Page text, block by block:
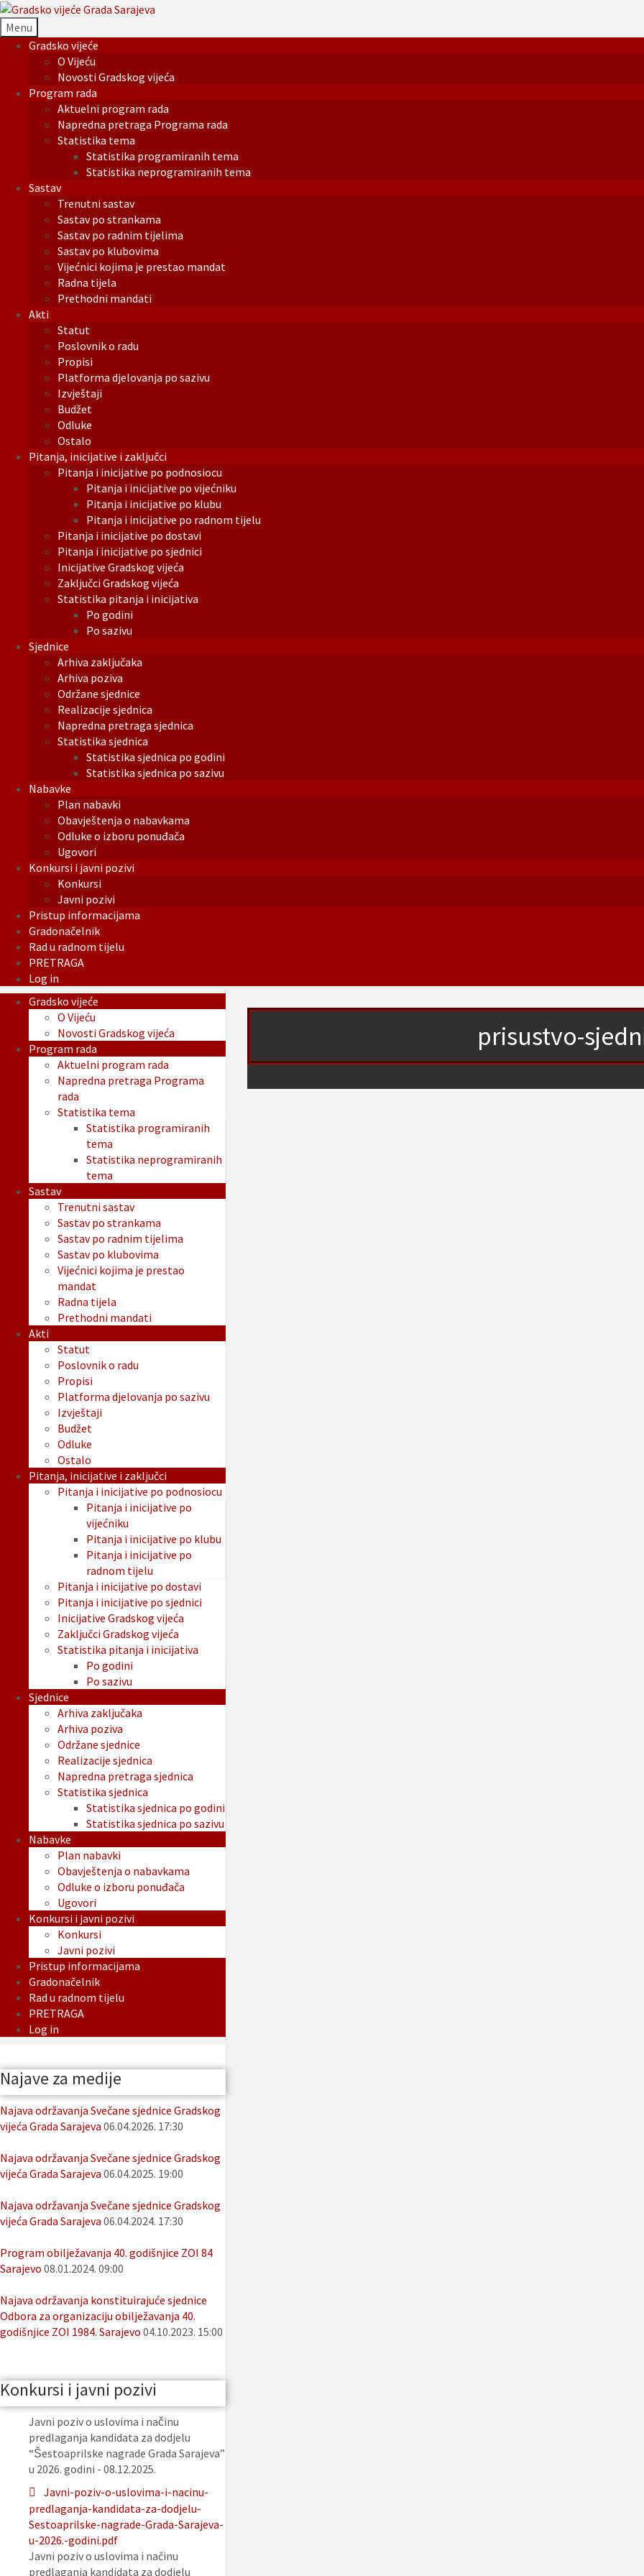
Menu
Gradsko vijeće
O Vijeću
Novosti Gradskog vijeća
Program rada
Aktuelni program rada
Napredna pretraga Programa rada
Statistika tema
Statistika programiranih tema
Statistika neprogramiranih tema
Sastav
Trenutni sastav
Sastav po strankama
Sastav po radnim tijelima
Sastav po klubovima
Vijećnici kojima je prestao mandat
Radna tijela
Prethodni mandati
Akti
Statut
Poslovnik o radu
Propisi
Platforma djelovanja po sazivu
Izvještaji
Budžet
Odluke
Ostalo
Pitanja, inicijative i zaključci
Pitanja i inicijative po podnosiocu
Pitanja i inicijative po vijećniku
Pitanja i inicijative po klubu
Pitanja i inicijative po radnom tijelu
Pitanja i inicijative po dostavi
Pitanja i inicijative po sjednici
Inicijative Gradskog vijeća
Zaključci Gradskog vijeća
Statistika pitanja i inicijativa
Po godini
Po sazivu
Sjednice
Arhiva zaključaka
Arhiva poziva
Održane sjednice
Realizacije sjednica
Napredna pretraga sjednica
Statistika sjednica
Statistika sjednica po godini
Statistika sjednica po sazivu
Nabavke
Plan nabavki
Obavještenja o nabavkama
Odluke o izboru ponuđača
Ugovori
Konkursi i javni pozivi
Konkursi
Javni pozivi
Pristup informacijama
Gradonačelnik
Rad u radnom tijelu
PRETRAGA
Log in
prisustvo-
Gradsko vijeće
O Vijeću
Novosti Gradskog vijeća
Program rada
Aktuelni program rada
Napredna pretraga Programa
rada
Statistika tema
Statistika programiranih
tema
Statistika neprogramiranih
tema
Sastav
Trenutni sastav
Sastav po strankama
Sastav po radnim tijelima
Sastav po klubovima
Vijećnici kojima je prestao
mandat
Radna tijela
Prethodni mandati
Akti
Statut
Poslovnik o radu
Propisi
Platforma djelovanja po sazivu
Izvještaji
Budžet
Odluke
Ostalo
Pitanja, inicijative i zaključci
Pitanja i inicijative po podnosiocu
Pitanja i inicijative po
vijećniku
Pitanja i inicijative po klubu
Pitanja i inicijative po
radnom tijelu
Pitanja i inicijative po dostavi
Pitanja i inicijative po sjednici
Inicijative Gradskog vijeća
Zaključci Gradskog vijeća
Statistika pitanja i inicijativa
Po godini
Po sazivu
Sjednice
Arhiva zaključaka
Arhiva poziva
Održane sjednice
Realizacije sjednica
Napredna pretraga sjednica
Statistika sjednica
Statistika sjednica po godini
Statistika sjednica po sazivu
Nabavke
Plan nabavki
Obavještenja o nabavkama
Odluke o izboru ponuđača
Ugovori
Konkursi i javni pozivi
Konkursi
Javni pozivi
Pristup informacijama
Gradonačelnik
Rad u radnom tijelu
PRETRAGA
Log in
Najave za medije
Najava održavanja Svečane sjednice Gradskog
vijeća Grada Sarajeva 06.04.2026. 17:30
Najava održavanja Svečane sjednice Gradskog
vijeća Grada Sarajeva 06.04.2025. 19:00
Najava održavanja Svečane sjednice Gradskog
vijeća Grada Sarajeva 06.04.2024. 17:30
Program obilježavanja 40. godišnjice ZOI 84
Sarajevo 08.01.2024. 09:00
Najava održavanja konstituirajuće sjednice
Odbora za organizaciju obilježavanja 40.
godišnjice ZOI 1984. Sarajevo 04.10.2023. 15:00
Konkursi i javni pozivi
Javni poziv o uslovima i načinu
predlaganja kandidata za dodjelu
“Šestoaprilske nagrade Grada Sarajeva”
u 2026. godini - 08.12.2025.
Javni-poziv-o-uslovima-i-nacinu-
predlaganja-kandidata-za-dodjelu-
Sestoaprilske-nagrade-Grada-Sarajeva-
u-2026.-godini.pdf
Javni poziv o uslovima i načinu
predlaganja kandidata za dodjelu